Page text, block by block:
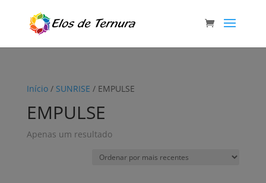
Início/ SUNRISE / EMPULSE
EMPULSE
Apenas um resultado